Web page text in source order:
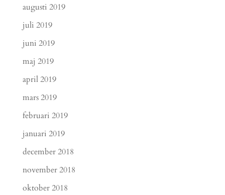
augusti 2019
juli 2019
juni 2019
maj 2019
april 2019
mars 2019
februari 2019
januari 2019
december 2018
november 2018
oktober 2018